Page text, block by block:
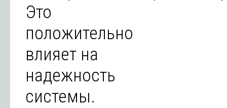
Это
положительно
влияет на
надежность
системы.